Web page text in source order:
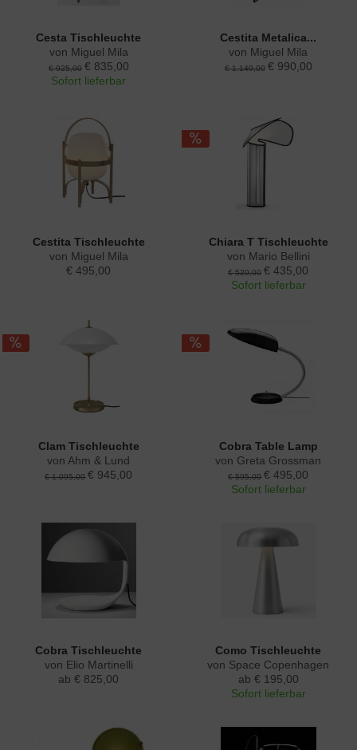
Cesta Tischleuchte
von Miguel Mila
€ 925,00 € 835,00
Sofort lieferbar
Cestita Metalica...
von Miguel Mila
€ 1.140,00 € 990,00
Cestita Tischleuchte
von Miguel Mila
€ 495,00
Chiara T Tischleuchte
von Mario Bellini
€ 520,00 € 435,00
Sofort lieferbar
Clam Tischleuchte
von Ahm & Lund
€ 1.095,00 € 945,00
Cobra Table Lamp
von Greta Grossman
€ 595,00 € 495,00
Sofort lieferbar
Cobra Tischleuchte
von Elio Martinelli
ab € 825,00
Como Tischleuchte
von Space Copenhagen
ab € 195,00
Sofort lieferbar